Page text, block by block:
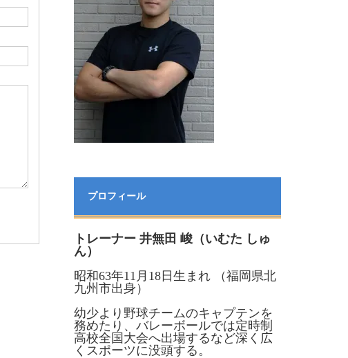
プロフィール
トレーナー 井無田 峻（いむた しゅ
ん）
昭和63年11月18日生まれ （福岡県北
九州市出身）
幼少より野球チームのキャプテンを
務めたり、バレーボールでは定時制
高校全国大会へ出場するなど深く広
くスポーツに没頭する。